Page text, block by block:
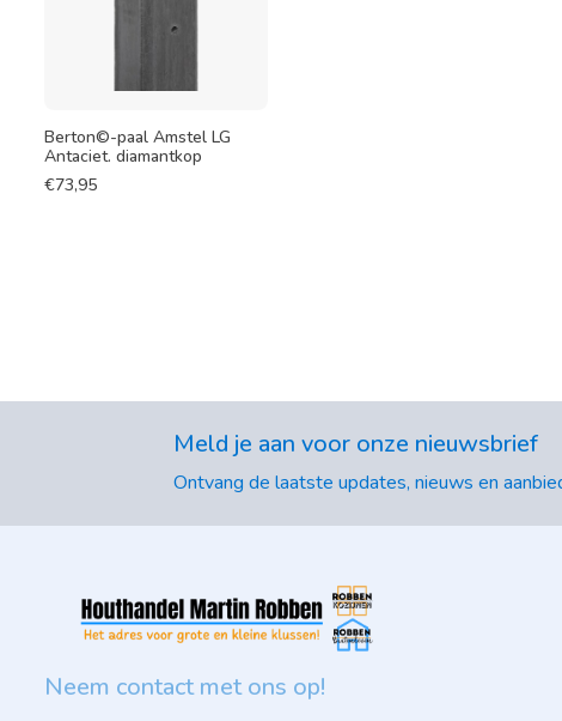
Berton©-paal Amstel LG
Antaciet. diamantkop
€73,95
Meld je aan voor onze nieuwsbrief
Ontvang de laatste updates, nieuws en
Neem contact met ons op!